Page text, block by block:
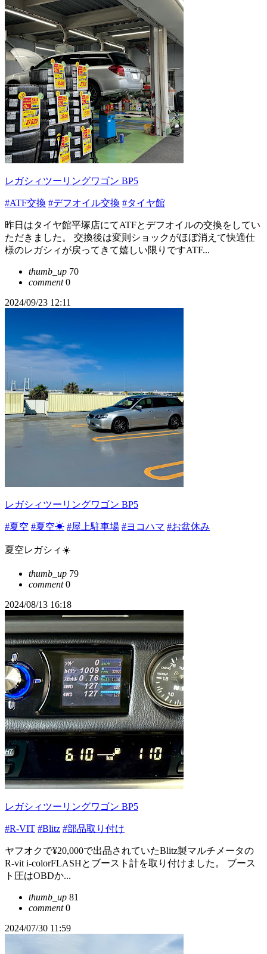
レガシィツーリングワゴン BP5
#ATF交換 #デフオイル交換 #タイヤ館
昨日はタイヤ館平塚店にてATFとデフオイルの交換をしてい
ただきました。 交換後は変則ショックがほぼ消えて快適仕
様のレガシィが戻ってきて嬉しい限りですATF...
thumb_up 70
comment0
2024/09/23 12:11
レガシィツーリングワゴン BP5
#夏空 #夏空☀ #屋上駐車場 #ヨコハマ #お盆休み
夏空レガシィ☀️
thumb_up 79
comment0
2024/08/13 16:18
レガシィツーリングワゴン BP5
#R-VIT #Blitz #部品取り付け
ヤフオクで¥20,000で出品されていたBlitz製マルチメータの
R-vit i-colorFLASHとブースト計を取り付けました。 ブース
ト圧はOBDか...
thumb_up 81
comment0
2024/07/30 11:59